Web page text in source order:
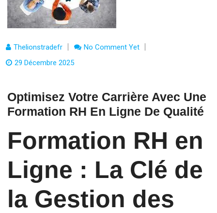
Thelionstradefr
No Comment Yet
29 Décembre 2025
Optimisez Votre Carrière Avec Une
Formation RH En Ligne De Qualité
Formation RH en
Ligne : La Clé de
la Gestion des